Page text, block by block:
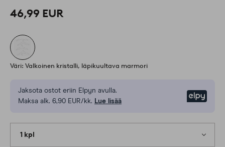
46,99 EUR
Väri: Valkoinen kristalli, läpikuultava marmori
Jaksota ostot eriin Elpyn avulla.
Maksa alk. 6,90 EUR/kk. Lue lisää
1 kpl